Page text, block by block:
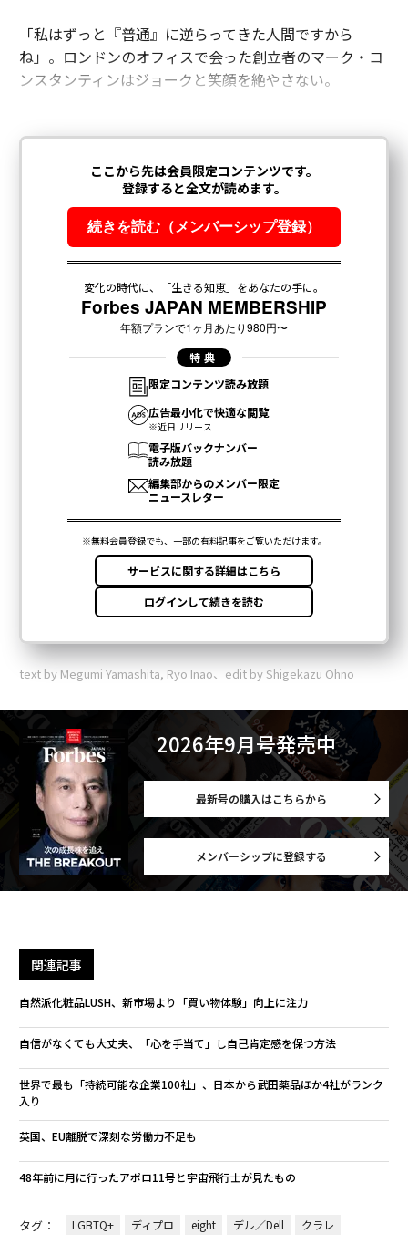
「私はずっと『普通』に逆らってきた人間ですから
ね」。ロンドンのオフィスで会った創立者のマーク・コ
ンスタンティンはジョークと笑顔を絶やさない。
text by Megumi Yamashita, Ryo Inao、edit by Shigekazu Ohno
2026年9月号発売中
最新号の購入はこちらから
メンバーシップに登録する
関連記事
自然派化粧品LUSH、新市場より「買い物体験」向上に注力
自信がなくても大丈夫、「心を手当て」し自己肯定感を保つ方法
世界で最も「持続可能な企業100社」、日本から武田薬品ほか4社がランク
入り
英国、EU離脱で深刻な労働力不足も
48年前に月に行ったアポロ11号と宇宙飛行士が見たもの
タグ： LGBTQ+ ディプロ eight デル／Dell クラレ